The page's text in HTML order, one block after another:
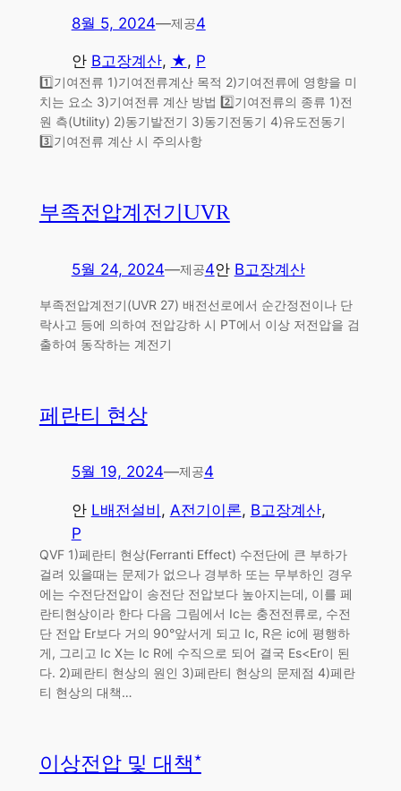
8월 5, 2024—제공4
안 B고장계산, ★, P
1️⃣기여전류 1)기여전류계산 목적 2)기여전류에 영향을 미
치는 요소 3)기여전류 계산 방법 2️⃣기여전류의 종류 1)전
원 측(Utility) 2)동기발전기 3)동기전동기 4)유도전동기
3️⃣기여전류 계산 시 주의사항
부족전압계전기UVR
5월 24, 2024—제공4안 B고장계산
부족전압계전기(UVR 27) 배전선로에서 순간정전이나 단
락사고 등에 의하여 전압강하 시 PT에서 이상 저전압을 검
출하여 동작하는 계전기
페란티 현상
5월 19, 2024—제공4
안 L배전설비 , A전기이론, B고장계산
P
QVF 1)페란티 현상(Ferranti Effect) 수전단에 큰 부하가
걸려 있을때는 문제가 없으나 경부하 또는 무부하인 경우
에는 수전단전압이 송전단 전압보다 높아지는데, 이를 페
란티현상이라 한다 다음 그림에서 Ic는 충전전류로, 수전
단 전압 Er보다 거의 90°앞서게 되고 Ic, R은 ic에 평행하
게, 그리고 Ic X는 Ic R에 수직으로 되어 결국 Es<Er이 된
다. 2)페란티 현상의 원인 3)페란티 현상의 문제점 4)페란
티 현상의 대책…
이상전압 및 대책*